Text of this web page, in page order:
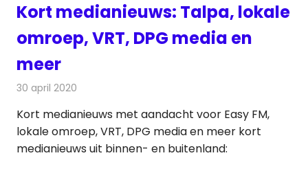
Kort medianieuws: Talpa, lokale
omroep, VRT, DPG media en
meer
30 april 2020
Kort medianieuws met aandacht voor Easy FM,
lokale omroep, VRT, DPG media en meer kort
medianieuws uit binnen- en buitenland: